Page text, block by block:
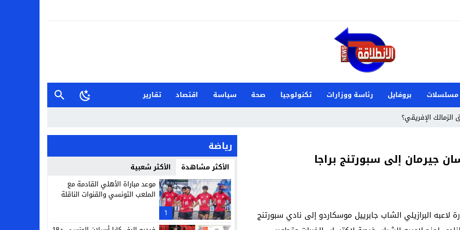
مسلسلات بروفايل رئاسة ووزارات تكنولوجيا صحة سياسة اقتصاد
تقارير
الإفريقي؟
وصنعت تاريخًا جديدًا لناشئات اليد
أخرى في السوق السعودي؟
جيرمان إلى سبورتنج براجا
لاعبه البرازيلي الشاب جابرييل موسكاردو إلى نادي سبورتنج
رياضة
الأكثر مشاهدة الأكثر شعبية
1
موعد مباراة الأهلي القادمة مع
الملعب التونسي والقنوات الناقلة